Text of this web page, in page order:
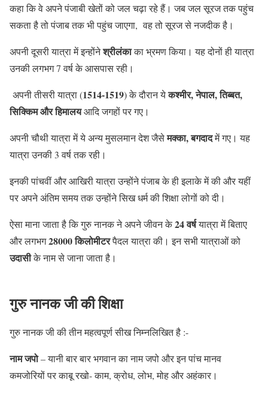
कहा कि वे अपने पंजाबी खेतों को जल चढ़ा रहे हैं। जब जल सूरज तक पहुंच
सकता है तो पंजाब तक भी पहुंच जाएगा, वह तो सूरज से नजदीक है।
अपनी दूसरी यात्रा में इन्होंनेश्रीलंकाका भ्रमण किया। यह दोनों ही यात्रा
उनकी लगभग 7 वर्ष के आसपास रही।
अपनी तीसरी यात्रा (1514-1519) के दौरान येकश्मीर, नेपाल, तिब्बत,
सिक्किम और हिमालयआदि जगहों पर गए।
अपनी चौथी यात्रा में ये अन्य मुसलमान देश जैसेमक्का, बगदादमें गए। यह
यात्रा उनकी 3 वर्ष तक रही।
इनकी पांचवीं और आखिरी यात्रा उन्होंने पंजाब के ही इलाके में की और यहीं
पर अपने अंतिम समय तक उन्होंने सिख धर्म की शिक्षा लोगों को दी।
ऐसा माना जाता है कि गुरु नानक ने अपने जीवन के24 वर्षयात्रा में बिताए
और लगभग28000 किलोमीटरपैदल यात्रा की। इन सभी यात्राओं को
उदासीके नाम से जाना जाता है।
गुरु नानक जी की शिक्षा
गुरु नानक जी की तीन महत्वपूर्ण सीख निम्नलिखित है :-
नाम जपो– यानी बार बार भगवान का नाम जपो और इन पांच मानव
कमजोरियों पर काबू रखो- काम, क्रोध, लोभ, मोह और अहंकार।